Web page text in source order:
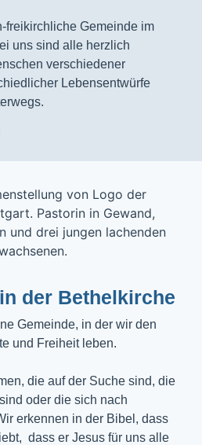
freikirchliche Gemeinde im
uns sind alle herzlich
verschiedener
Lebensentwürfe
der Bethelkirche
Gemeinde, in der wir den
und Freiheit leben.
die auf der Suche sind, die
oder die sich nach
erkennen in der Bibel, dass
dass er Jesus für uns alle